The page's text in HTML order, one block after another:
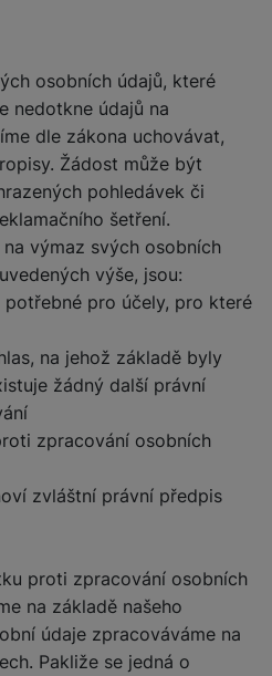
osobních údajů, které
nedotkne údajů na
dle zákona uchovávat,
Žádost může být
pohledávek či
šetření.
výmaz svých osobních
výše, jsou:
pro účely, pro které
na jehož základě byly
žádný další právní
zpracování osobních
zvláštní právní předpis
proti zpracování osobních
na základě našeho
údaje zpracováváme na
Pakliže se jedná o